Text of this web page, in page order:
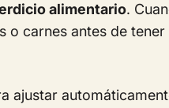
alimentario.
o carnes antes de tener
ajustar